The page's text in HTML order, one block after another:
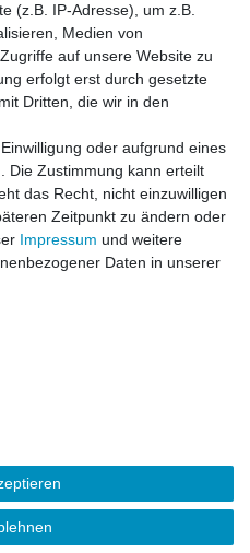
25.07.2026
(z.B. IP-Adresse), um z.B.
Medien von
auf unsere Website zu
erfolgt erst durch gesetzte
Dritten, die wir in den
oder aufgrund eines
Die Zustimmung kann erteilt
das Recht, nicht einzuwilligen
Zeitpunkt zu ändern oder
Impressum und weitere
Daten in unserer